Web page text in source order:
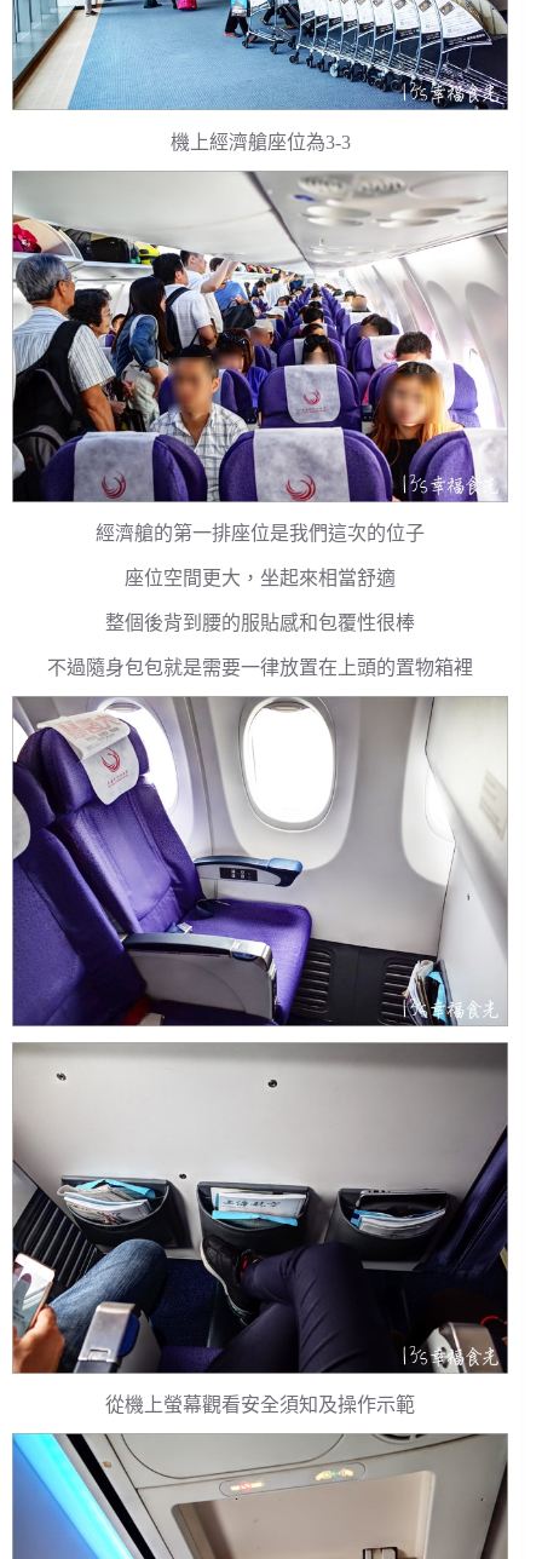
機上經濟艙座位為3-3
經濟艙的第一排座位是我們這次的位子
座位空間更大，坐起來相當舒適
整個後背到腰的服貼感和包覆性很棒
不過隨身包包就是需要一律放置在上頭的置物箱裡
從機上螢幕觀看安全須知及操作示範